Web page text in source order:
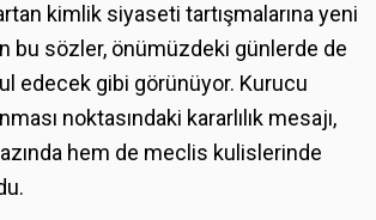
kimlik siyaseti tartışmalarına yeni
bu sözler, önümüzdeki günlerde de
edecek gibi görünüyor. Kurucu
noktasındaki kararlılık mesajı,
hem de meclis kulislerinde